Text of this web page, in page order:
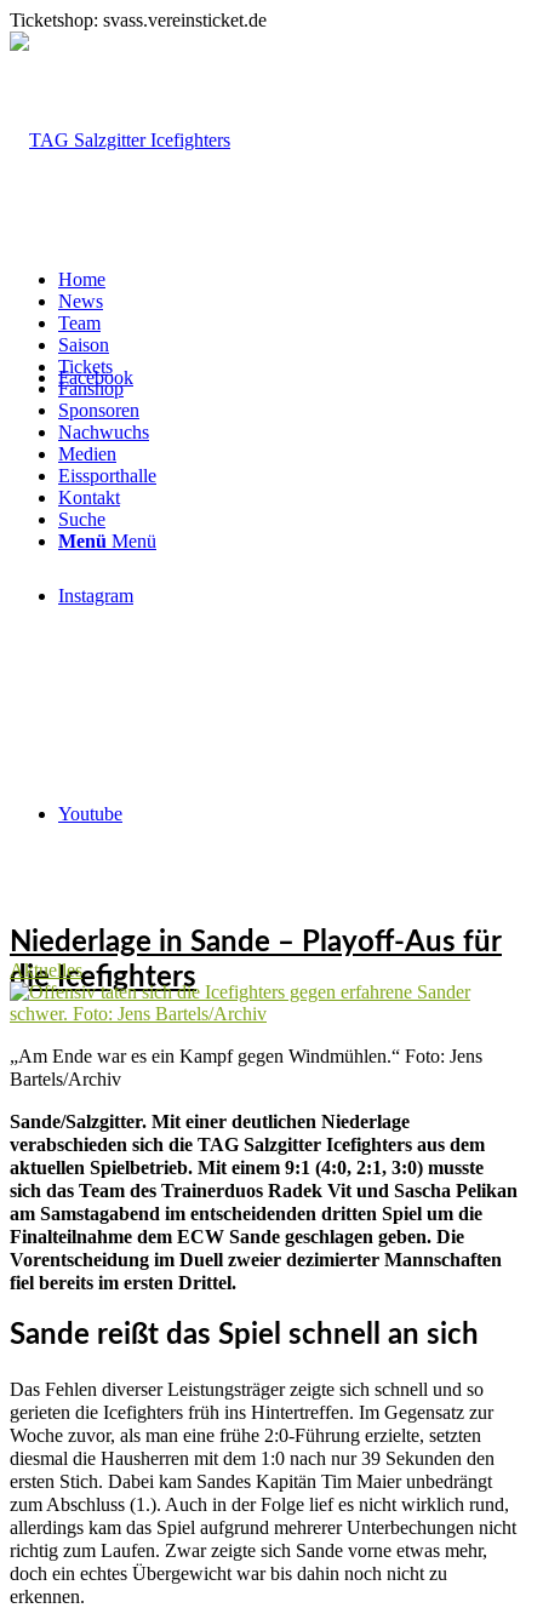
Ticketshop: svass.vereinsticket.de
Facebook
Instagram
Youtube
Home
News
Team
Saison
Tickets
Fanshop
Sponsoren
Nachwuchs
Medien
Eissporthalle
Kontakt
Suche
Menü Menü
Niederlage in Sande – Playoff-Aus für
die Icefighters
Aktuelles
„Am Ende war es ein Kampf gegen Windmühlen.“ Foto: Jens
Bartels/Archiv
Sande/Salzgitter. Mit einer deutlichen Niederlage
verabschieden sich die TAG Salzgitter Icefighters aus dem
aktuellen Spielbetrieb. Mit einem 9:1 (4:0, 2:1, 3:0) musste
sich das Team des Trainerduos Radek Vit und Sascha Pelikan
am Samstagabend im entscheidenden dritten Spiel um die
Finalteilnahme dem ECW Sande geschlagen geben. Die
Vorentscheidung im Duell zweier dezimierter Mannschaften
fiel bereits im ersten Drittel.
Sande reißt das Spiel schnell an sich
Das Fehlen diverser Leistungsträger zeigte sich schnell und so
gerieten die Icefighters früh ins Hintertreffen. Im Gegensatz zur
Woche zuvor, als man eine frühe 2:0-Führung erzielte, setzten
diesmal die Hausherren mit dem 1:0 nach nur 39 Sekunden den
ersten Stich. Dabei kam Sandes Kapitän Tim Maier unbedrängt
zum Abschluss (1.). Auch in der Folge lief es nicht wirklich rund,
allerdings kam das Spiel aufgrund mehrerer Unterbechungen nicht
richtig zum Laufen. Zwar zeigte sich Sande vorne etwas mehr,
doch ein echtes Übergewicht war bis dahin noch nicht zu
erkennen.